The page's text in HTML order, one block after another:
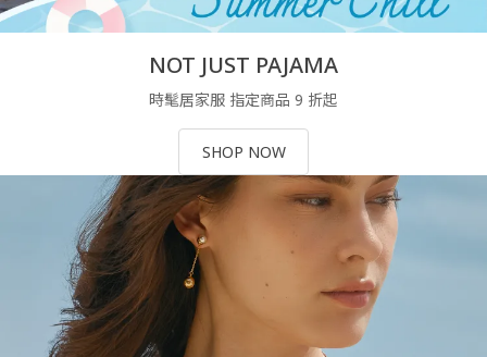
NOT JUST PAJAMA
時髦居家服 指定商品 9 折起
SHOP NOW